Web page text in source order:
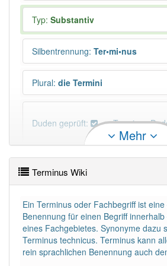
Typ: Substantiv
Silbentrennung: Ter•mi•nus
Plural: die Termini
Duden geprüft: Terminus
PowerIndex:15
Häufigkeit: 2 von 10
Wörter mit Endung-terminus: 2
Mehr
Terminus Wiki
Ein Terminus oder Fachbegriff ist
Benennung für einen Begriff
eines Fachgebietes. Synonyme dazu
Terminus technicus. Terminus kann
rein sprachlichen Benennung auch